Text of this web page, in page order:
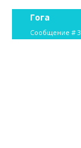
Гога
Сообщение # 3